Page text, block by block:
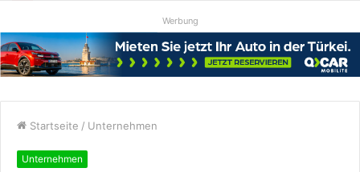
Werbung
Startseite / Unternehmen
Unternehmen